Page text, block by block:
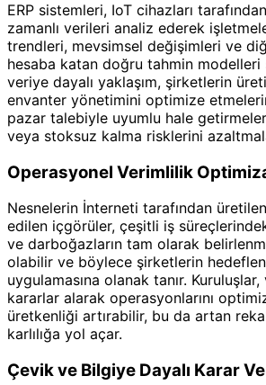
ERP sistemleri, IoT cihazları
zamanlı verileri analiz ederek
trendleri, mevsimsel değişimleri ve
hesaba katan doğru tahmin modelleri
veriye dayalı yaklaşım, şirketlerin
envanter yönetimini optimize
pazar talebiyle uyumlu hale
veya stoksuz kalma risklerini
Operasyonel Verimlilik
Nesnelerin İnterneti tarafından
edilen içgörüler, çeşitli iş
ve darboğazların tam olarak
olabilir ve böylece şirketlerin
uygulamasına olanak tanır. Kuruluşlar,
kararlar alarak operasyonlarını
üretkenliği artırabilir, bu da artan
karlılığa yol açar.
Çevik ve Bilgiye Dayalı Karar